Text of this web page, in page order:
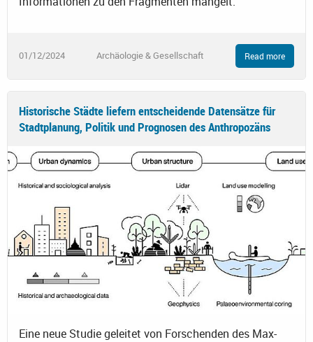
01/12/2024 Archäologie & Gesellschaft Read more
Historische Städte liefern entscheidende Datensätze für
Stadtplanung, Politik und Prognosen des Anthropozäns
Eine neue Studie geleitet von Forschenden des Max-